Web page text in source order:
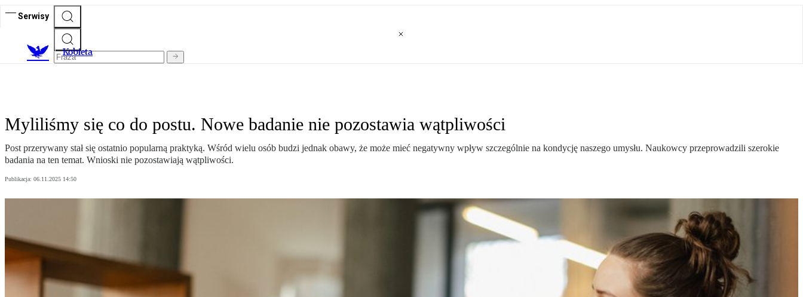
Serwisy
Kobieta
Myliliśmy się co do postu. Nowe badanie nie pozostawia wątpliwości
Post przerywany stał się ostatnio popularną praktyką. Wśród wielu osób budzi jednak obawy, że może mieć negatywny wpływ szczególnie na kondycję naszego umysłu. Naukowcy przeprowadzili szerokie
badania na ten temat. Wnioski nie pozostawiają wątpliwości.
Publikacja: 06.11.2025 14:50